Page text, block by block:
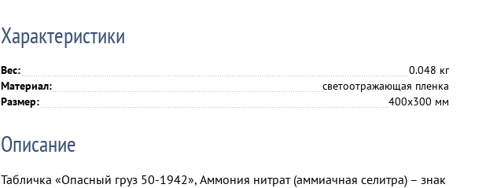
Характеристики
Вес:
0.048 кг
Материал:
светоотражающая пленка
Размер:
400х300 мм
Описание
Табличка «Опасный груз 50-1942», Аммония нитрат (аммиачная селитра) – знак